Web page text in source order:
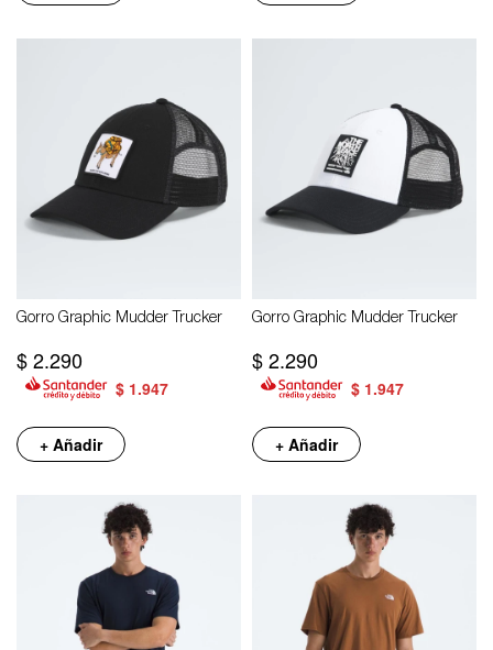
Gorro Graphic Mudder Trucker
$2.290
$ 1.947
+ Añadir
Gorro Graphic Mudder Trucker
$2.290
$ 1.947
+ Añadir